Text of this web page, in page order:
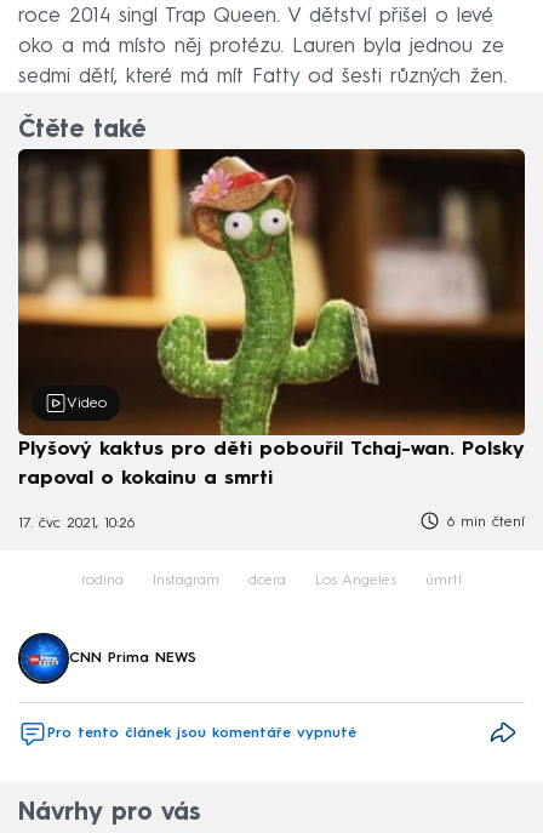
roce 2014 singl Trap Queen. V dětství přišel o levé
oko a má místo něj protézu. Lauren byla jednou ze
sedmi dětí, které má mít Fatty od šesti různých žen.
Čtěte také
Video
Plyšový kaktus pro děti pobouřil Tchaj-wan. Polsky
rapoval o kokainu a smrti
17. čvc 2021, 10:26 6 min čtení
rodina Instagram dcera Los Angeles úmrtí
CNN Prima NEWS
Pro tento článek jsou komentáře vypnuté
Návrhy pro vás